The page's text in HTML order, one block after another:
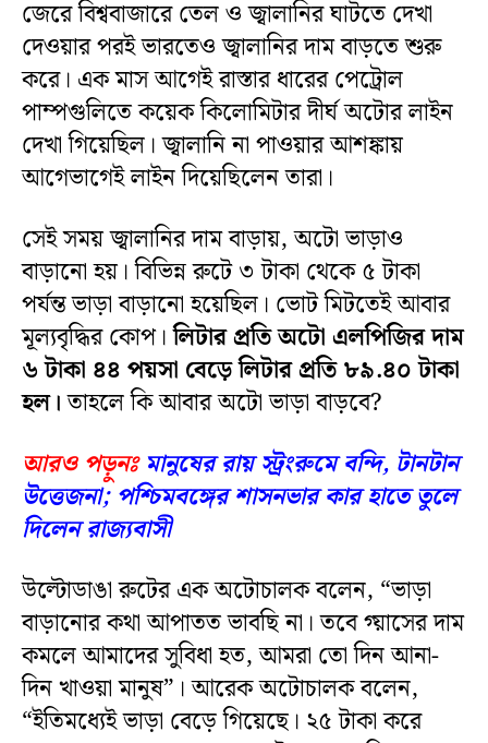
জেরে বিশ্ববাজারে তেল ও জ্বালানির ঘাটতে দেখা
দেওয়ার পরই ভারতেও জ্বালানির দাম বাড়তে শুরু
করে। এক মাস আগেই রাস্তার ধারের পেট্রোল
পাম্পগুলিতে কয়েক কিলোমিটার দীর্ঘ অটোর লাইন
দেখা গিয়েছিল। জ্বালানি না পাওয়ার আশঙ্কায়
আগেভাগেই লাইন দিয়েছিলেন তারা।
সেই সময় জ্বালানির দাম বাড়ায়, অটো ভাড়াও
বাড়ানো হয়। বিভিন্ন রুটে ৩ টাকা থেকে ৫ টাকা
পর্যন্ত ভাড়া বাড়ানো হয়েছিল। ভোট মিটতেই আবার
মূল্যবৃদ্ধির কোপ।লিটার প্রতি অটো এলপিজির দাম
৬ টাকা ৪৪ পয়সা বেড়ে লিটার প্রতি ৮৯.৪০ টাকা
হল।তাহলে কি আবার অটো ভাড়া বাড়বে?
আরও পড়ুনঃ মানুষের রায় স্ট্রংরুমে বন্দি, টানটান
উত্তেজনা; পশ্চিমবঙ্গের শাসনভার কার হাতে তুলে
দিলেন রাজ‍্যবাসী
উল্টোডাঙা রুটের এক অটোচালক বলেন, “ভাড়া
বাড়ানোর কথা আপাতত ভাবছি না। তবে গ্য়াসের দাম
কমলে আমাদের সুবিধা হত, আমরা তো দিন আনা-
দিন খাওয়া মানুষ”। আরেক অটোচালক বলেন,
“ইতিমধ্যেই ভাড়া বেড়ে গিয়েছে। ২৫ টাকা করে